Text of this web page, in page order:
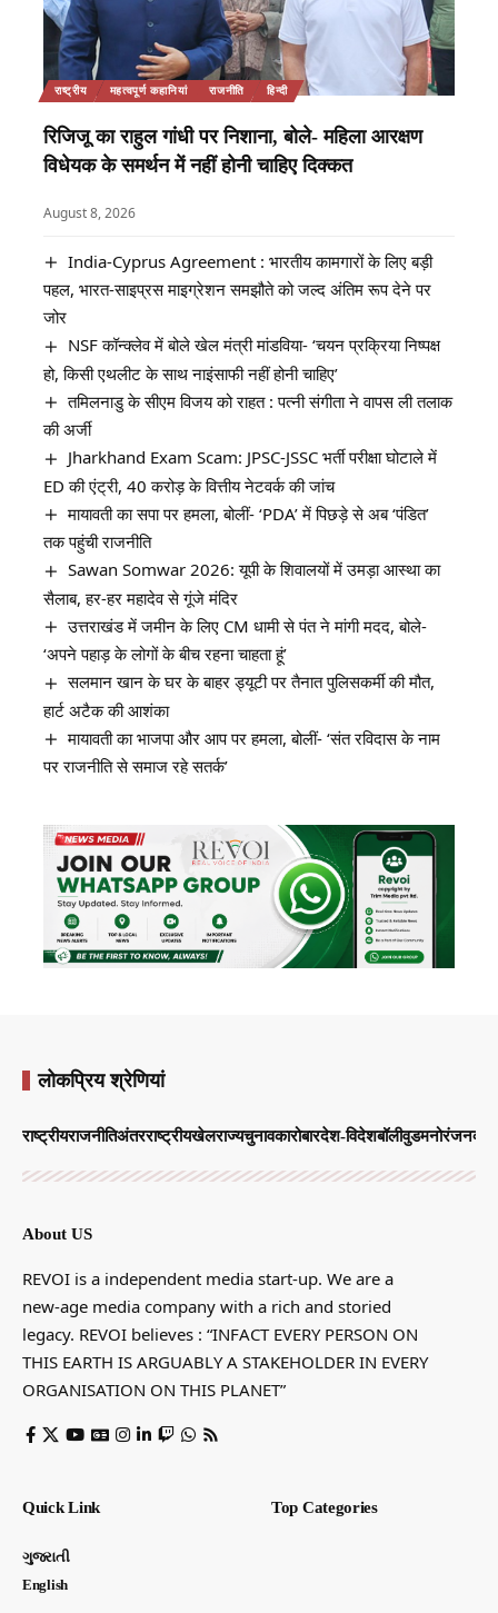
राष्ट्रीय महत्वपूर्ण कहानियां राजनीति हिन्दी
रिजिजू का राहुल गांधी पर निशाना, बोले- महिला आरक्षण
विधेयक के समर्थन में नहीं होनी चाहिए दिक्कत
August 8, 2026
India-Cyprus Agreement : भारतीय कामगारों के लिए बड़ी
पहल, भारत-साइप्रस माइग्रेशन समझौते को जल्द अंतिम रूप देने पर
जोर
NSF कॉन्क्लेव में बोले खेल मंत्री मांडविया- ‘चयन प्रक्रिया निष्पक्ष
हो, किसी एथलीट के साथ नाइंसाफी नहीं होनी चाहिए’
तमिलनाडु के सीएम विजय को राहत : पत्नी संगीता ने वापस ली तलाक
की अर्जी
Jharkhand Exam Scam: JPSC-JSSC भर्ती परीक्षा घोटाले में
ED की एंट्री, 40 करोड़ के वित्तीय नेटवर्क की जांच
मायावती का सपा पर हमला, बोलीं- ‘PDA’ में पिछड़े से अब ‘पंडित’
तक पहुंची राजनीति
Sawan Somwar 2026: यूपी के शिवालयों में उमड़ा आस्था का
सैलाब, हर-हर महादेव से गूंजे मंदिर
उत्तराखंड में जमीन के लिए CM धामी से पंत ने मांगी मदद, बोले-
‘अपने पहाड़ के लोगों के बीच रहना चाहता हूं’
सलमान खान के घर के बाहर ड्यूटी पर तैनात पुलिसकर्मी की मौत,
हार्ट अटैक की आशंका
मायावती का भाजपा और आप पर हमला, बोलीं- ‘संत रविदास के नाम
पर राजनीति से समाज रहे सतर्क’
लोकप्रिय श्रेणियां
राष्ट्रीयराजनीतिअंतरराष्ट्रीयखेलराज्यचुनावकारोबारदेश-विदेशबॉलीवुडमनोरंजन
About US
REVOI is a independent media start-up. We are a
new-age media company with a rich and storied
legacy. REVOI believes : “INFACT EVERY PERSON ON
THIS EARTH IS ARGUABLY A STAKEHOLDER IN EVERY
ORGANISATION ON THIS PLANET”
Quick Link
ગુજરાતી
English
Top Categories